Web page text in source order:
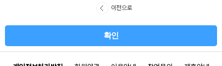
④ “몰”이 약관을 개정할 경우에는 적용일자 및 개정사유를 명시하여 현행약관과 함께
몰의 초기화면에 그 적용일자 7일 이전부터 적용일자 전일까지 공지합니다. 다만, 이용
두고 공지합니다. 이 경우 "몰“은 개정 전 내용과 개정 후 내용을 명확하게 비교하여 이용
만 적용되고 그 이전에 이미 체결된 계약에 대해서는 개정 전의 약관조항이 그대로 적용
개인정보는 서비스 제공기간동안 보유 및 이용하며, 탈퇴시 즉시 파기됩니다.
* 개인정보 수집 이용을 거부할 권리가 있습니다. 단, 거부 시 서비스를 이용하실 수 없습
니다.
이전으로